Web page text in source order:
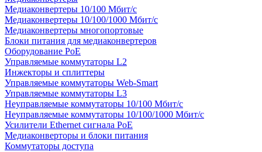
Медиаконвертеры 10/100 Мбит/с
Медиаконвертеры 10/100/1000 Мбит/c
Медиаконвертеры многопортовые
Блоки питания для медиаконвертеров
Оборудование PoE
Управляемые коммутаторы L2
Инжекторы и сплиттеры
Управляемые коммутаторы Web-Smart
Управляемые коммутаторы L3
Неуправляемые коммутаторы 10/100 Мбит/с
Неуправляемые коммутаторы 10/100/1000 Мбит/с
Усилители Ethernet сигнала PoE
Медиаконверторы и блоки питания
Коммутаторы доступа